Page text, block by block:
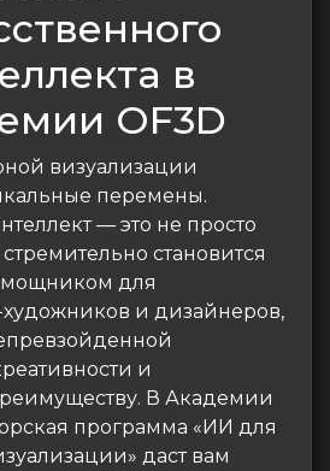
в
OF3D
визуализации
перемены.
— это не просто
становится
для
художников и дизайнеров,
и
В Академии
программа «ИИ для
даст вам